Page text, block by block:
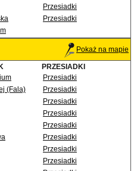
Przesiadki
Przesiadki
Pokaż na mapie
PRZESIADKI
Przesiadki
(Fala)
Przesiadki
Przesiadki
Przesiadki
Przesiadki
Przesiadki
Przesiadki
Przesiadki